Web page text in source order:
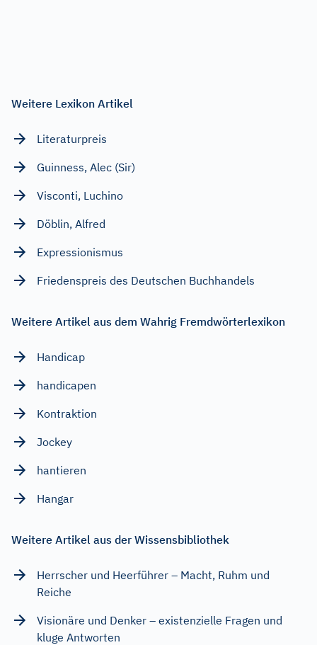
Weitere Lexikon Artikel
Literaturpreis
Guinness, Alec (Sir)
Visconti, Luchino
Döblin, Alfred
Expressionismus
Friedenspreis des Deutschen Buchhandels
Weitere Artikel aus dem Wahrig Fremdwörterlexikon
Handicap
handicapen
Kontraktion
Jockey
hantieren
Hangar
Weitere Artikel aus der Wissensbibliothek
Herrscher und Heerführer – Macht, Ruhm und
Reiche
Visionäre und Denker – existenzielle Fragen und
kluge Antworten